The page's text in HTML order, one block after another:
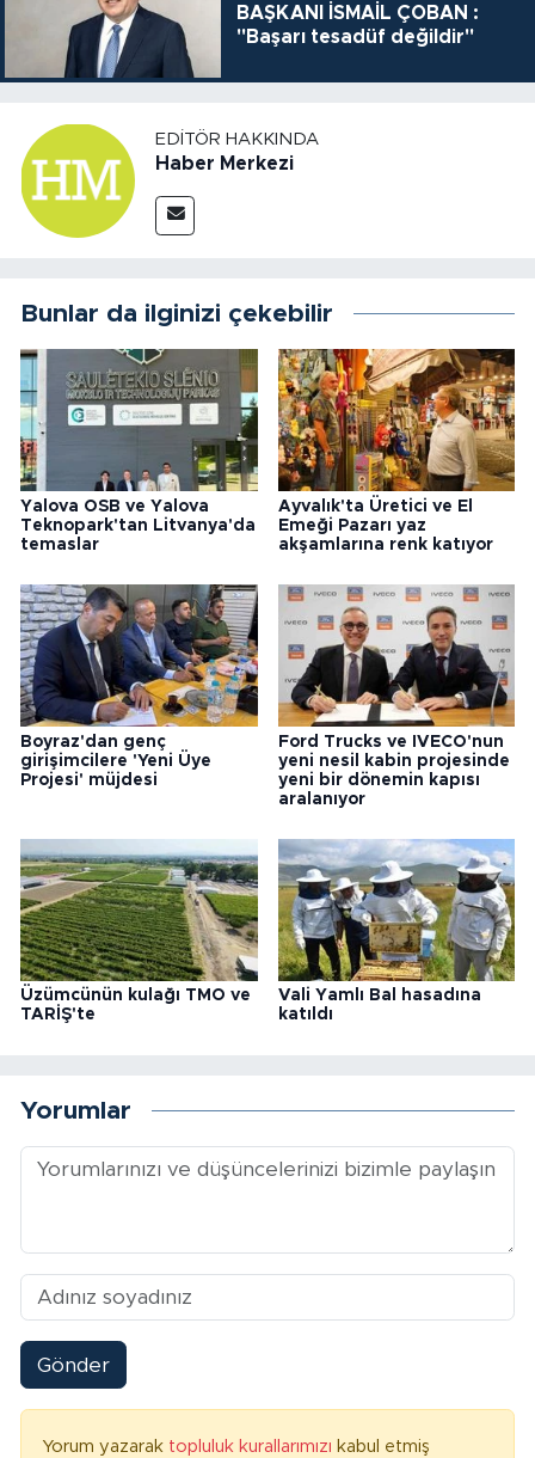
BAŞKANI İSMAİL ÇOBAN :
"Başarı tesadüf değildir"
EDITÖR HAKKINDA
Haber Merkezi
Bunlar da ilginizi çekebilir
Yalova OSB ve Yalova
Teknopark'tan Litvanya'da
temaslar
Ayvalık'ta Üretici ve El
Emeği Pazarı yaz
akşamlarına renk katıyor
Boyraz'dan genç
girişimcilere 'Yeni Üye
Projesi' müjdesi
Ford Trucks ve IVECO'nun
yeni nesil kabin projesinde
yeni bir dönemin kapısı
aralanıyor
Üzümcünün kulağı TMO ve
TARİŞ'te
Vali Yamlı Bal hasadına
katıldı
Yorumlar
Gönder
Yorum yazarak topluluk kurallarımızı kabul etmiş